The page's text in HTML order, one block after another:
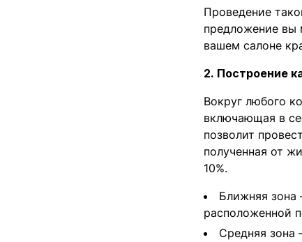
Проведение
предложение вы
вашем салоне
2. Построение
Вокруг любого
включающая в
позволит
полученная от
10%.
Ближняя зона
расположенной
Средняя